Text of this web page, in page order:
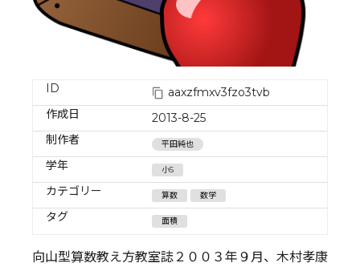
ID
aaxzfmxv3fzo3tvb
作成日
2013-8-25
制作者
平田純也
学年 小5
カテゴリー 算数 数学
タグ 面積
向山型算数教え方教室誌２００３年９月、木村孝康